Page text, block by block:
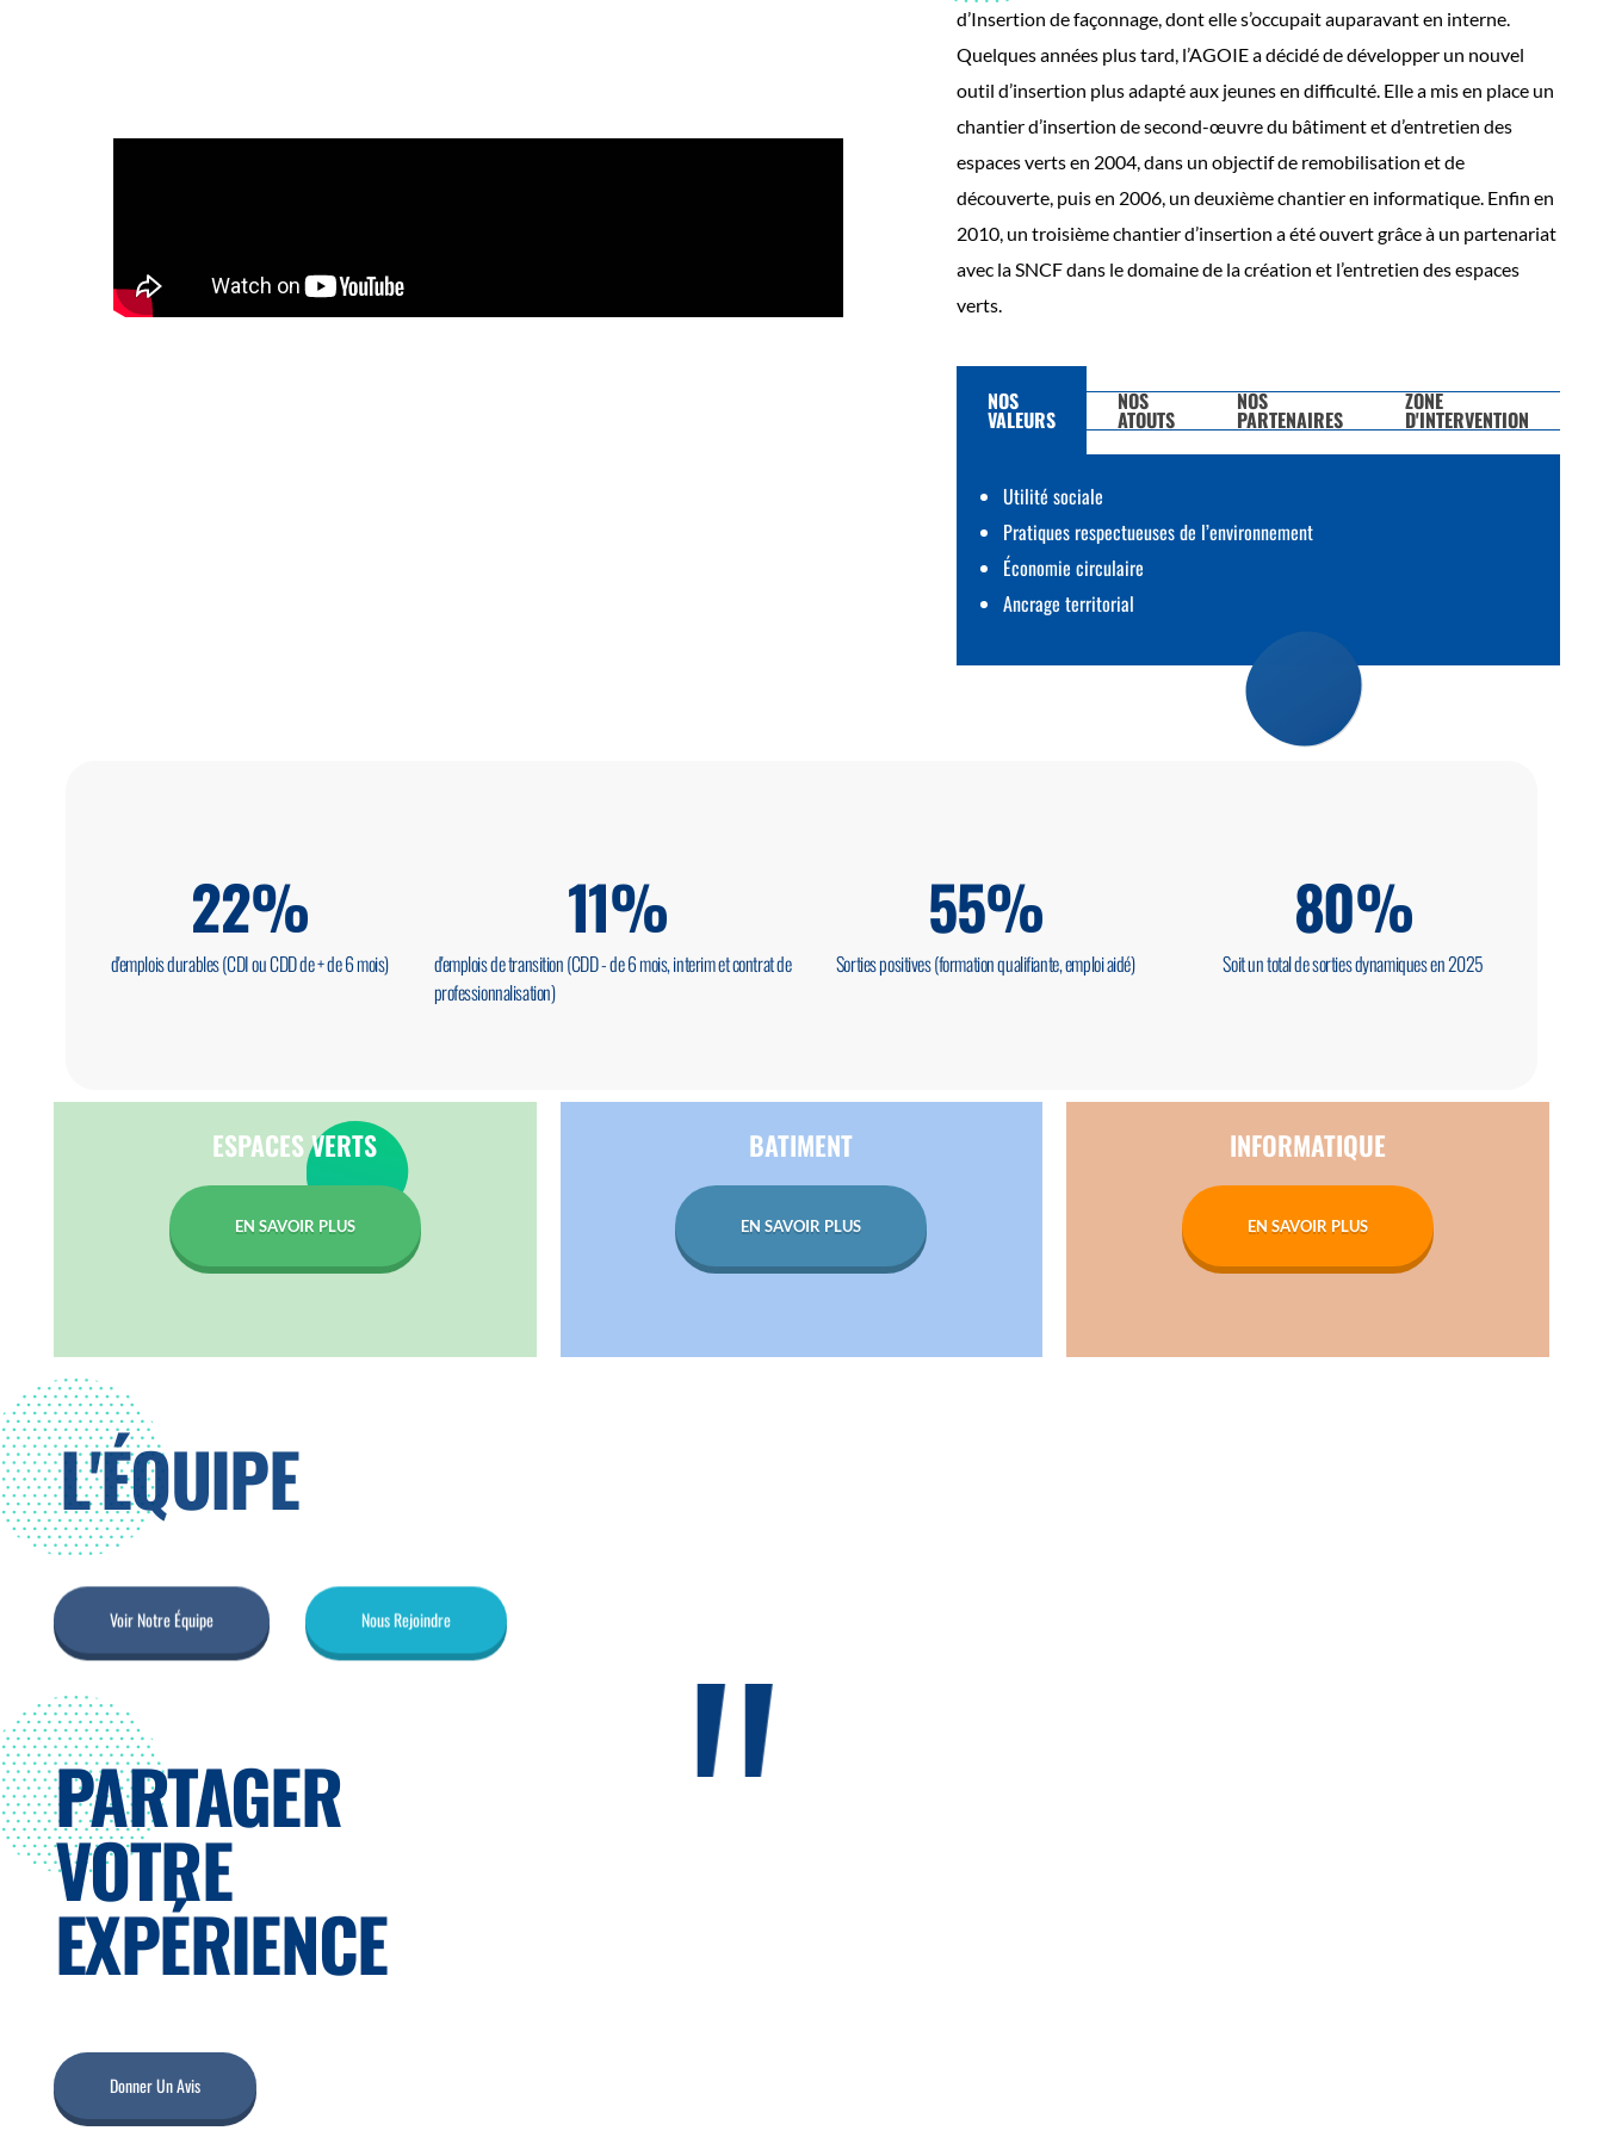
d’Insertion de façonnage, dont elle s’occupait auparavant en interne.
Quelques années plus tard, l’AGOIE a décidé de développer un nouvel
outil d’insertion plus adapté aux jeunes en difficulté. Elle a mis en place un
chantier d’insertion de second-œuvre du bâtiment et d’entretien des
espaces verts en 2004, dans un objectif de remobilisation et de
découverte, puis en 2006, un deuxième chantier en informatique. Enfin en
2010, un troisième chantier d’insertion a été ouvert grâce à un partenariat
avec la SNCF dans le domaine de la création et l’entretien des espaces
verts.
NOS
VALEURS
NOS
ATOUTS
NOS
PARTENAIRES
ZONE
D'INTERVENTION
Utilité sociale
Pratiques respectueuses de l’environnement
Économie circulaire
Ancrage territorial
d'emplois durables (CDI ou CDD de + de 6 mois)
22%
d'emplois de transition (CDD - de 6 mois, interim et contrat de
professionnalisation)
11%
Sorties positives (formation qualifiante, emploi aidé)
55%
Soit un total de sorties dynamiques en 2025
80%
ESPACES VERTS
EN SAVOIR PLUS
BATIMENT
EN SAVOIR PLUS
INFORMATIQUE
EN SAVOIR PLUS
L'ÉQUIPE
Voir Notre Équipe Nous Rejoindre
PARTAGER
VOTRE
EXPÉRIENCE
Donner Un Avis